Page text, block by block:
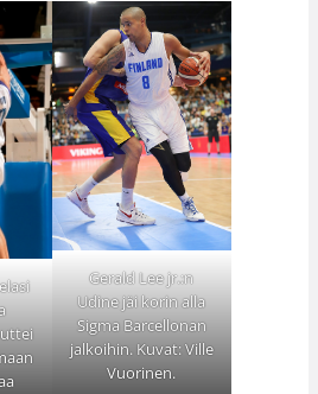
Gerald Lee jr.:n
Udine jäi korin alla
Sigma Barcellonan
jalkoihin. Kuvat: Ville
Vuorinen.